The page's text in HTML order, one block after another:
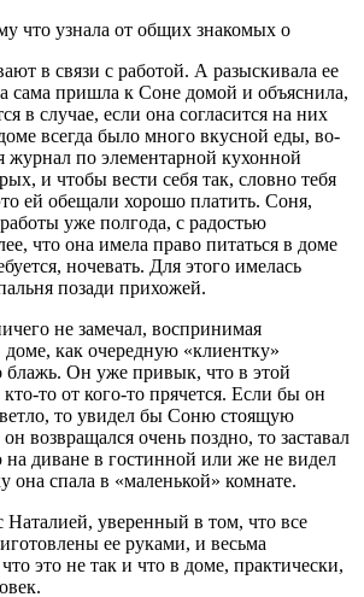
что узнала от общих знакомых о
в связи с работой. А разыскивала ее
сама пришла к Соне домой и объяснила,
в случае, если она согласится на них
всегда было много вкусной еды, во-
журнал по элементарной кухонной
и чтобы вести себя так, словно тебя
ей обещали хорошо платить. Соня,
работы уже полгода, с радостью
что она имела право питаться в доме
ночевать. Для этого имелась
позади прихожей.
не замечал, воспринимая
как очередную «клиентку»
блажь. Он уже привык, что в этой
то от кого-то прячется. Если бы он
то увидел бы Соню стоящую
возвращался очень поздно, то заставал
диване в гостинной или же не видел
она спала в «маленькой» комнате.
уверенный в том, что все
ее руками, и весьма
это не так и что в доме, практически,